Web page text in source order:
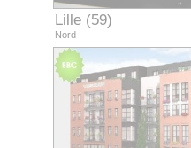
Lille (59)
Nord